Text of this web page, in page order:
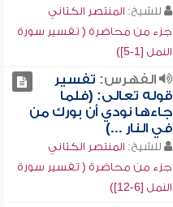
للشيخ: المنتصر الكتاني
جزء من محاضرة ( تفسير سورة
النمل [1-5])
الفهرس: تفسير
قوله تعالى: (فلما
جاءها نودي أن بورك من
في النار ...)
للشيخ: المنتصر الكتاني
جزء من محاضرة ( تفسير سورة
النمل [6-12])